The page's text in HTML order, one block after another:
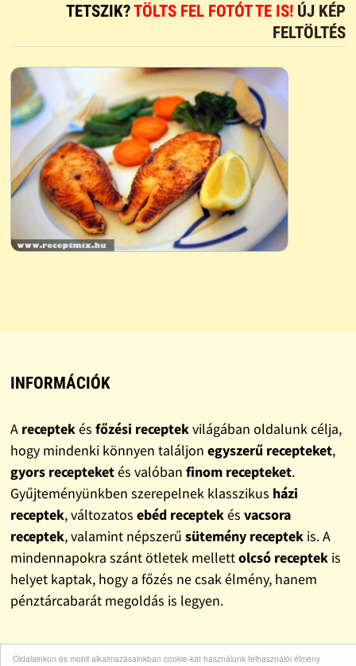
Oldalainkon és mobil alkalmazásainkban cookie-kat használunk felhasználói élmény
TETSZIK?TÖLTS FEL FOTÓT TE IS! ÚJ KÉP
FELTÖLTÉS
INFORMÁCIÓK
A receptekés főzési receptekvilágában oldalunk célja,
hogy mindenki könnyen találjon egyszerű recepteket,
gyors recepteketés valóban finom recepteket.
Gyűjteményünkben szerepelnek klasszikus házi
receptek, változatos ebéd receptekés vacsora
receptek, valamint népszerű sütemény receptekis. A
mindennapokra szánt ötletek mellettolcsó receptekis
helyet kaptak, hogy a főzés ne csak élmény, hanem
pénztárcabarát megoldás is legyen.
LINKEK